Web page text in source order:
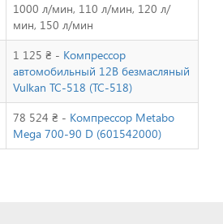
1000 л/мин, 110 л/мин, 120 л/
мин, 150 л/мин
1 125 ₴ - Компрессор
автомобильный 12В безмасляный
Vulkan TC-518 (TC-518)
78 524 ₴ - Компрессор Metabo
Mega 700-90 D (601542000)